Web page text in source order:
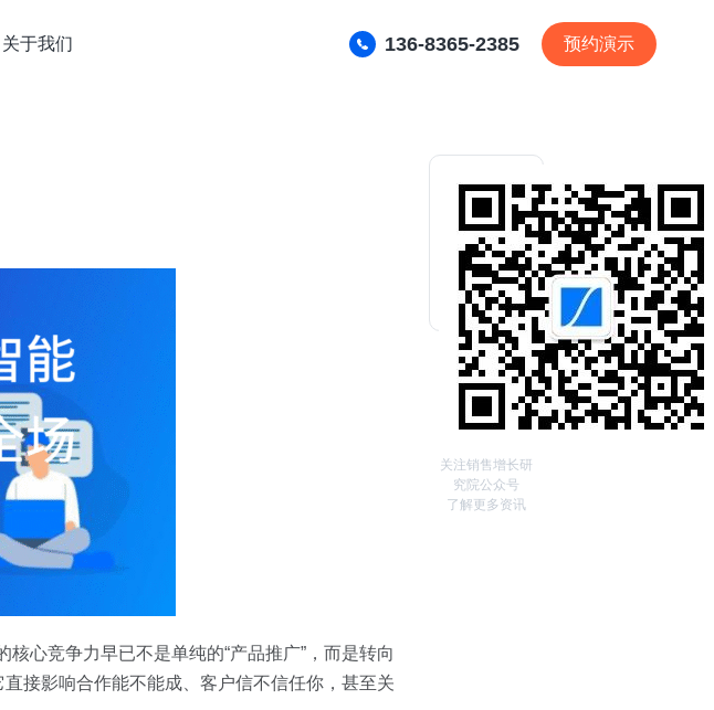
关于我们 136-8365-2385 预约演示
心竞争力早已不是单纯的“产品推广”，而是转向
接影响合作能不能成、客户信不信任你，甚至关
关注销售增长研
究院公众号
了解更多资讯